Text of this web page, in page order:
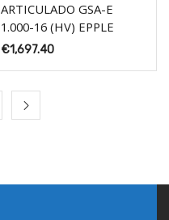
ARTICULADO GSA-E
1.000-16 (HV) EPPLE
€1,697.40